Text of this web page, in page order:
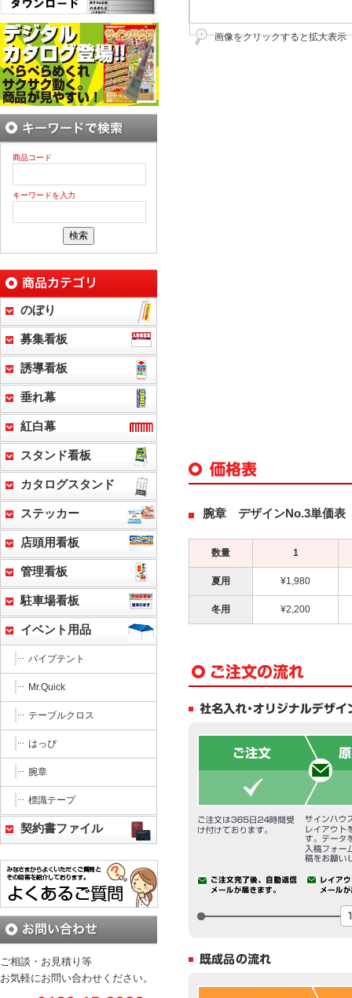
画像をクリックすると拡大表示
腕章 デザインNo.3単価表
数量 1
夏用 ¥1,980
冬用 ¥2,200
商品コード
キーワードを入力
のぼり
募集看板
誘導看板
垂れ幕
紅白幕
スタンド看板
カタログスタンド
ステッカー
店頭用看板
管理看板
駐車場看板
イベント用品
パイプテント
Mr.Quick
テーブルクロス
はっぴ
腕章
標識テープ
契約書ファイル
ご相談・お見積り等
お気軽にお問い合わせください。